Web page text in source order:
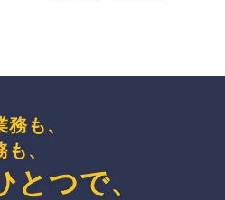
も、
、
とつで、